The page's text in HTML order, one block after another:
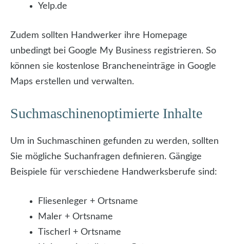
Yelp.de
Zudem sollten Handwerker ihre Homepage
unbedingt bei Google My Business registrieren. So
können sie kostenlose Brancheneinträge in Google
Maps erstellen und verwalten.
Suchmaschinenoptimierte Inhalte
Um in Suchmaschinen gefunden zu werden, sollten
Sie mögliche Suchanfragen definieren. Gängige
Beispiele für verschiedene Handwerksberufe sind:
Fliesenleger + Ortsname
Maler + Ortsname
Tischerl + Ortsname